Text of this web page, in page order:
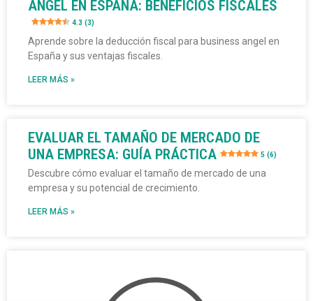
ANGEL EN ESPAÑA: BENEFICIOS FISCALES
4.3 (3)
Aprende sobre la deducción fiscal para business angel en
España y sus ventajas fiscales.
LEER MÁS »
EVALUAR EL TAMAÑO DE MERCADO DE
UNA EMPRESA: GUÍA PRÁCTICA
5 (6)
Descubre cómo evaluar el tamaño de mercado de una
empresa y su potencial de crecimiento.
LEER MÁS »